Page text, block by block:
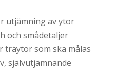
utjämning av ytor
och smådetaljer
träytor som ska målas
självutjämnande